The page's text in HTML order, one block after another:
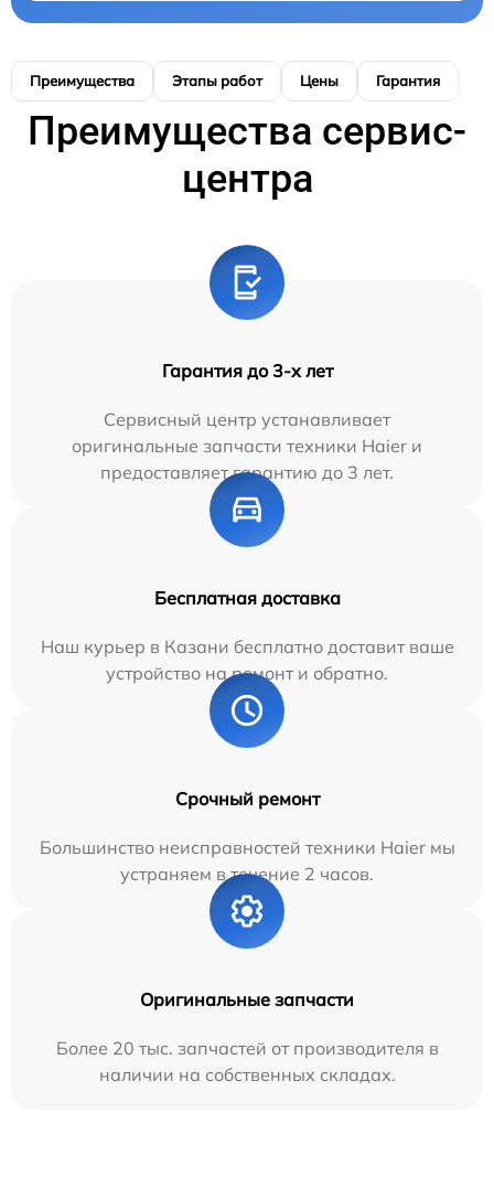
Преимущества Этапы работ Цены Гарантия
Преимущества сервис-
центра
Гарантия до 3-х лет
Сервисный центр устанавливает
оригинальные запчасти техники Haier и
предоставляет гарантию до 3 лет.
Бесплатная доставка
Наш курьер в Казани бесплатно доставит ваше
устройство на ремонт и обратно.
Срочный ремонт
Большинство неисправностей техники Haier мы
устраняем в течение 2 часов.
Оригинальные запчасти
Более 20 тыс. запчастей от производителя в
наличии на собственных складах.